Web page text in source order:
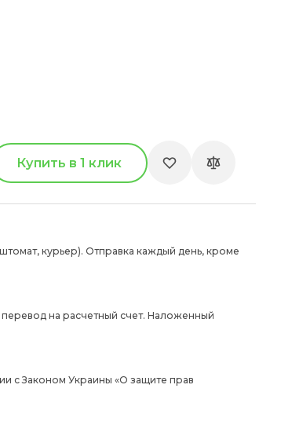
Купить в 1 клик
курьер). Отправка каждый день, кроме
на расчетный счет. Наложенный
с Законом Украины «О защите прав